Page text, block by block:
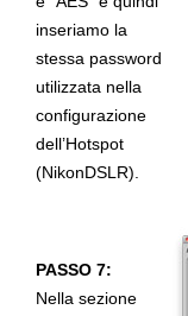
inseriamo la
stessa password
utilizzata nella
configurazione
dell’Hotspot
(NikonDSLR).
PASSO 7:
Nella sezione